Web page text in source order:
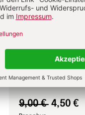
Älterwerden –
Anselm Grün, Gabriela
Sebastian Herrmann
9,00 € 4,50 €